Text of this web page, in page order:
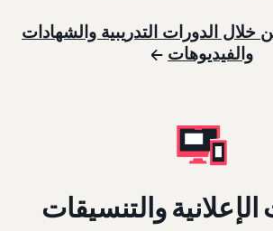
خلال الدورات التدريبية والشهادات
والفيديوهات
الإعلانية والتنسيقات